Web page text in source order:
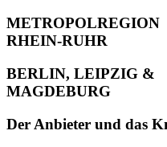
METROPOLREGION
RHEIN-RUHR
BERLIN, LEIPZIG &
MAGDEBURG
Der Anbieter und das